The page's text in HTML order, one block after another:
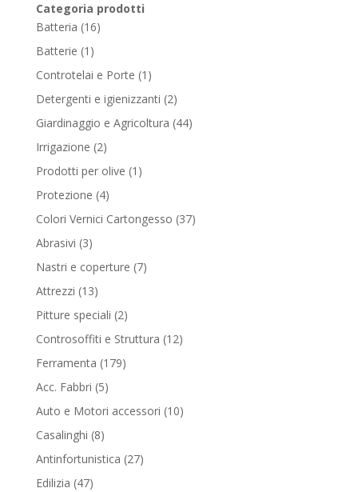
Categoria prodotti
Batteria 1616
Batterie 1 1
product
Controtelai e Porte 1 1
product
Detergenti e igienizzanti 22
products
Giardinaggio e Agricoltura 4444
Irrigazione 22
products
Prodotti per olive 1 1
Protezione 44
products
Colori Vernici Cartongesso 3737
Abrasivi 33
products
Nastri e coperture 77
Attrezzi 1313
products
Pitture speciali 22
products
Controsoffiti e Struttura 1212
Ferramenta 179179
Acc. Fabbri 55
products
Auto e Motori accessori 1010
Casalinghi 88
products
Antinfortunistica 2727
Edilizia 4747